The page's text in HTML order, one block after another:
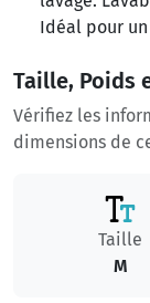
Idéal pour
Taille, Poids
Vérifiez les
dimensions de
Taille
M